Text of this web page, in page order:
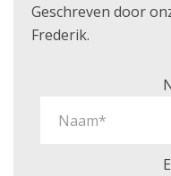
Geschreven door
Frederik.